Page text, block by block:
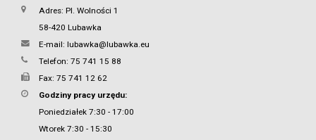
Adres: Pl. Wolności 1
58-420 Lubawka
E-mail: lubawka@lubawka.eu
Telefon: 75 741 15 88
Fax: 75 741 12 62
Godziny pracy urzędu:
Poniedziałek 7:30 - 17:00
Wtorek 7:30 - 15:30